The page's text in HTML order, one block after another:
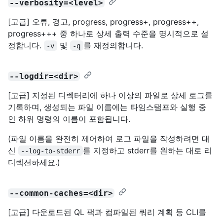
--verbosity=<level>
[고급] 오류, 경고, progress, progress+, progress++,
progress+++ 중 하나로 상세 출력 수준을 명시적으로 설
정합니다.
-v 및 -q 를 재정의합니다.
--logdir=<dir>
[고급] 지정된 디렉터리에 하나 이상의 파일로 상세 로그를
기록하며, 생성되는 파일 이름에는 타임스탬프와 실행 중
인 하위 명령의 이름이 포함됩니다.
(파일 이름을 완전히 제어하여 로그 파일을 작성하려면 대
신
--log-to-stderr 를 지정하고 stderr를 원하는 대로 리
디렉션하세요.)
--common-caches=<dir>
[고급] 다운로드된 QL 팩과 컴파일된 쿼리 계획 등 CLI를